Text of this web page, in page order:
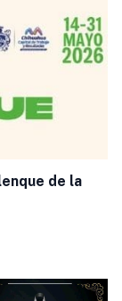
de la